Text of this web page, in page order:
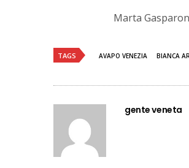
Marta Gasparon
TAGS AVAPO VENEZIA BIANCA
gente veneta